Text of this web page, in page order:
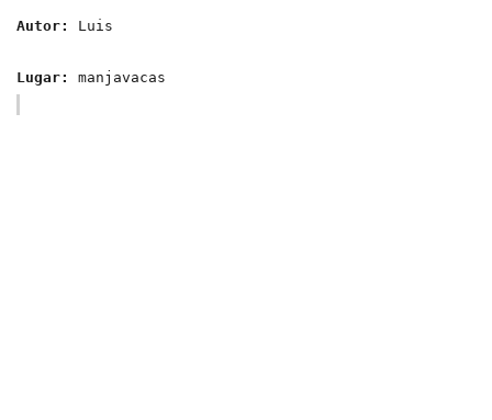
Autor: Luis
Lugar: manjavacas